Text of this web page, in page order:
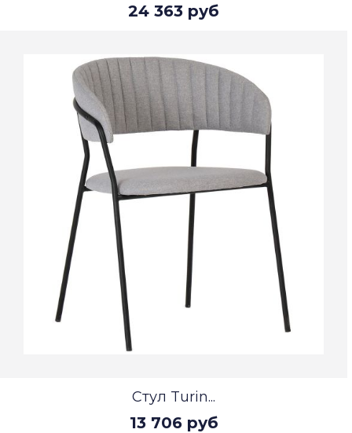
24 363 руб
Стул Turin...
13 706 руб